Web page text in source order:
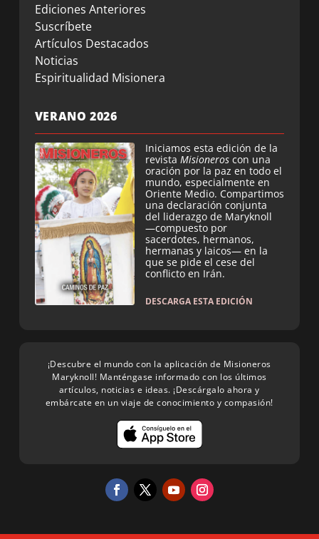
Ediciones Anteriores
Suscríbete
Artículos Destacados
Noticias
Espiritualidad Misionera
VERANO 2026
Iniciamos esta edición de la
revista Misioneros con una
oración por la paz en todo el
mundo, especialmente en
Oriente Medio. Compartimos
una declaración conjunta
del liderazgo de Maryknoll
—compuesto por
sacerdotes, hermanos,
hermanas y laicos— en la
que se pide el cese del
conflicto en Irán.
DESCARGA ESTA EDICIÓN
¡Descubre el mundo con la aplicación de Misioneros
Maryknoll! Manténgase informado con los últimos
artículos, noticias e ideas. ¡Descárgalo ahora y
embárcate en un viaje de conocimiento y compasión!